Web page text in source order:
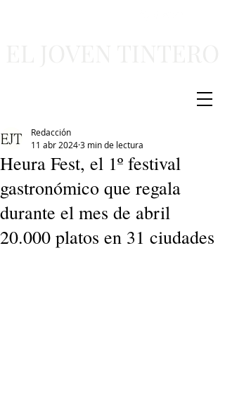
Heura Fest, el 1º festival
gastronómico que regala
durante el mes de abril
20.000 platos en 31 ciudades
Redacción
11 abr 20243 min de lectura